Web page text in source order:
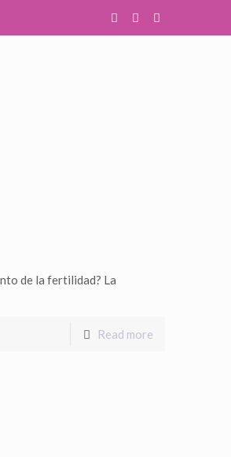
de la fertilidad? La
Read more